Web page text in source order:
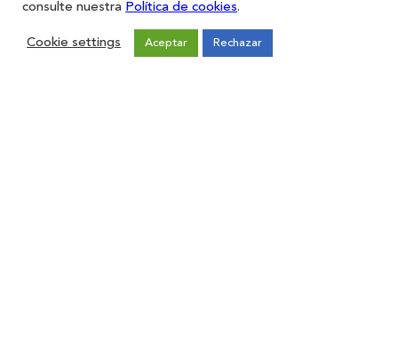
consulte nuestra Política de cookies.
Cookie settings Aceptar Rechazar